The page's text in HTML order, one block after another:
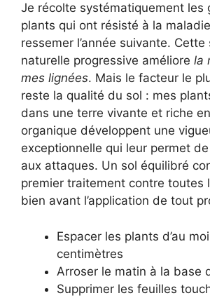
Je récolte systématiquement les
plants qui ont résisté à la
ressemer l’année suivante. Cette
naturelle progressive améliore la
mes lignées. Mais le facteur le
reste la qualité du sol : mes
dans une terre vivante et riche
organique développent une
exceptionnelle qui leur permet
aux attaques. Un sol équilibré
premier traitement contre toutes
bien avant l’application de tout
Espacer les plants d’au
centimètres
Arroser le matin à la base
Supprimer les feuilles